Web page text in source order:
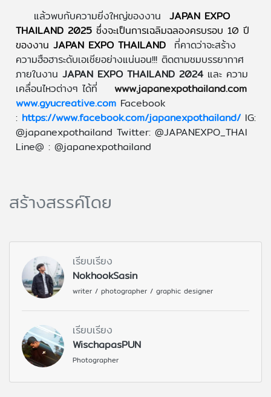
แล้วพบกับความยิ่งใหญ่ของงาน JAPAN EXPO
THAILAND 2025 ซึ่งจะเป็นการเฉลิมฉลองครบรอบ 10 ปี
ของงาน JAPAN EXPO THAILAND ที่คาดว่าจะสร้าง
ความฮือฮาระดับเอเชียอย่างแน่นอน!!! ติดตามชมบรรยากาศ
ภายในงาน JAPAN EXPO THAILAND 2024 และ ความ
เคลื่อนไหวต่างๆ ได้ที่
www.japanexpothailand.com
www.gyucreative.comFacebook
: https://www.facebook.com/japanexpothailand/IG:
@japanexpothailand Twitter: @JAPANEXPO_THAI
Line@ : @japanexpothailand
สร้างสรรค์โดย
เรียบเรียง
NokhookSasin
writer / photographer / graphic designer
เรียบเรียง
WischapasPUN
Photographer